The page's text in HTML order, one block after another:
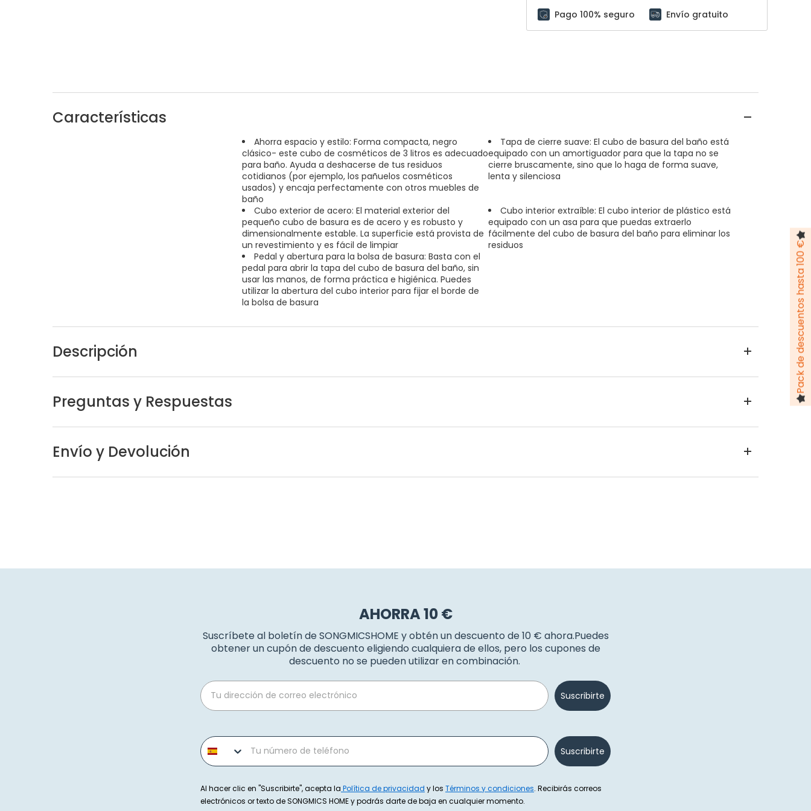
Pago 100% seguro
Envío gratuito
Características
Ahorra espacio y estilo: Forma compacta, negro
clásico- este cubo de cosméticos de 3 litros es adecuado
para baño. Ayuda a deshacerse de tus residuos
cotidianos (por ejemplo, los pañuelos cosméticos
usados) y encaja perfectamente con otros muebles de
baño
Tapa de cierre suave: El cubo de basura del baño está
equipado con un amortiguador para que la tapa no se
cierre bruscamente, sino que lo haga de forma suave,
lenta y silenciosa
Cubo exterior de acero: El material exterior del
pequeño cubo de basura es de acero y es robusto y
dimensionalmente estable. La superficie está provista de
un revestimiento y es fácil de limpiar
Cubo interior extraíble: El cubo interior de plástico está
equipado con un asa para que puedas extraerlo
fácilmente del cubo de basura del baño para eliminar los
residuos
Pedal y abertura para la bolsa de basura: Basta con el
pedal para abrir la tapa del cubo de basura del baño, sin
usar las manos, de forma práctica e higiénica. Puedes
utilizar la abertura del cubo interior para fijar el borde de
la bolsa de basura
Descripción
Preguntas y Respuestas
Envío y Devolución
AHORRA 10 €
Suscríbete al boletín de SONGMICSHOME y obtén un descuento de 10 € ahora.Puedes
obtener un cupón de descuento eligiendo cualquiera de ellos, pero los cupones de
descuento no se pueden utilizar en combinación.
Email
Suscribirte
Phone number
Suscribirte
Al hacer clic en "Suscribirte", acepta la Política de privacidad y los Términos y condiciones. Recibirás correos
electrónicos or texto de SONGMICS HOME y podrás darte de baja en cualquier momento.
Pack de descuentos hasta 100 €